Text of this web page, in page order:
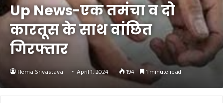
Up News-एक तमंचा व दो
कारतूस के साथ वांछित
गिरफ्तार
Hema Srivastava April 1, 2024 194 1 minute read